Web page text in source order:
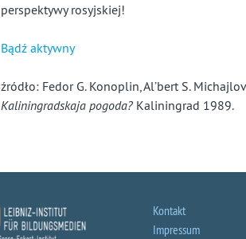
perspektywy rosyjskiej!
Bądź aktywny
źródło: Fedor G. Konoplin, Al’bert S.
Kaliningradskaja pogoda? Kaliningrad 1989.
Kontakt
Impressum